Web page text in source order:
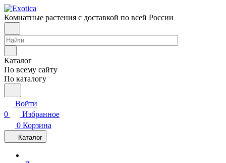
Комнатные растения с доставкой по всей России
Каталог
По всему сайту
По каталогу
Войти
0
Избранное
0 Корзина
Каталог